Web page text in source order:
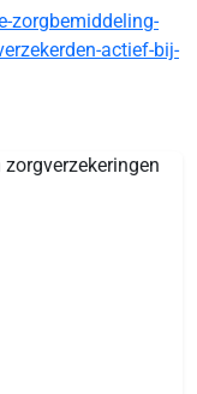
zorgbemiddeling-
actief-bij-